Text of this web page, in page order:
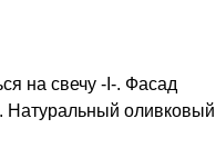
на свечу -I-. Фасад
Натуральный оливковый